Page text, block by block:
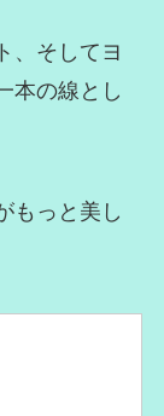
、そしてヨ
本の線とし
もっと美し